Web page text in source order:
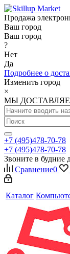
Продажа
Ваш город
Ваш город
?
Нет
Да
Подробнее о
Изменить город
×
МЫ
+7 (495)478-70-78
+7 (495)478-70-78
Звоните в будние
Сравнение0
Каталог